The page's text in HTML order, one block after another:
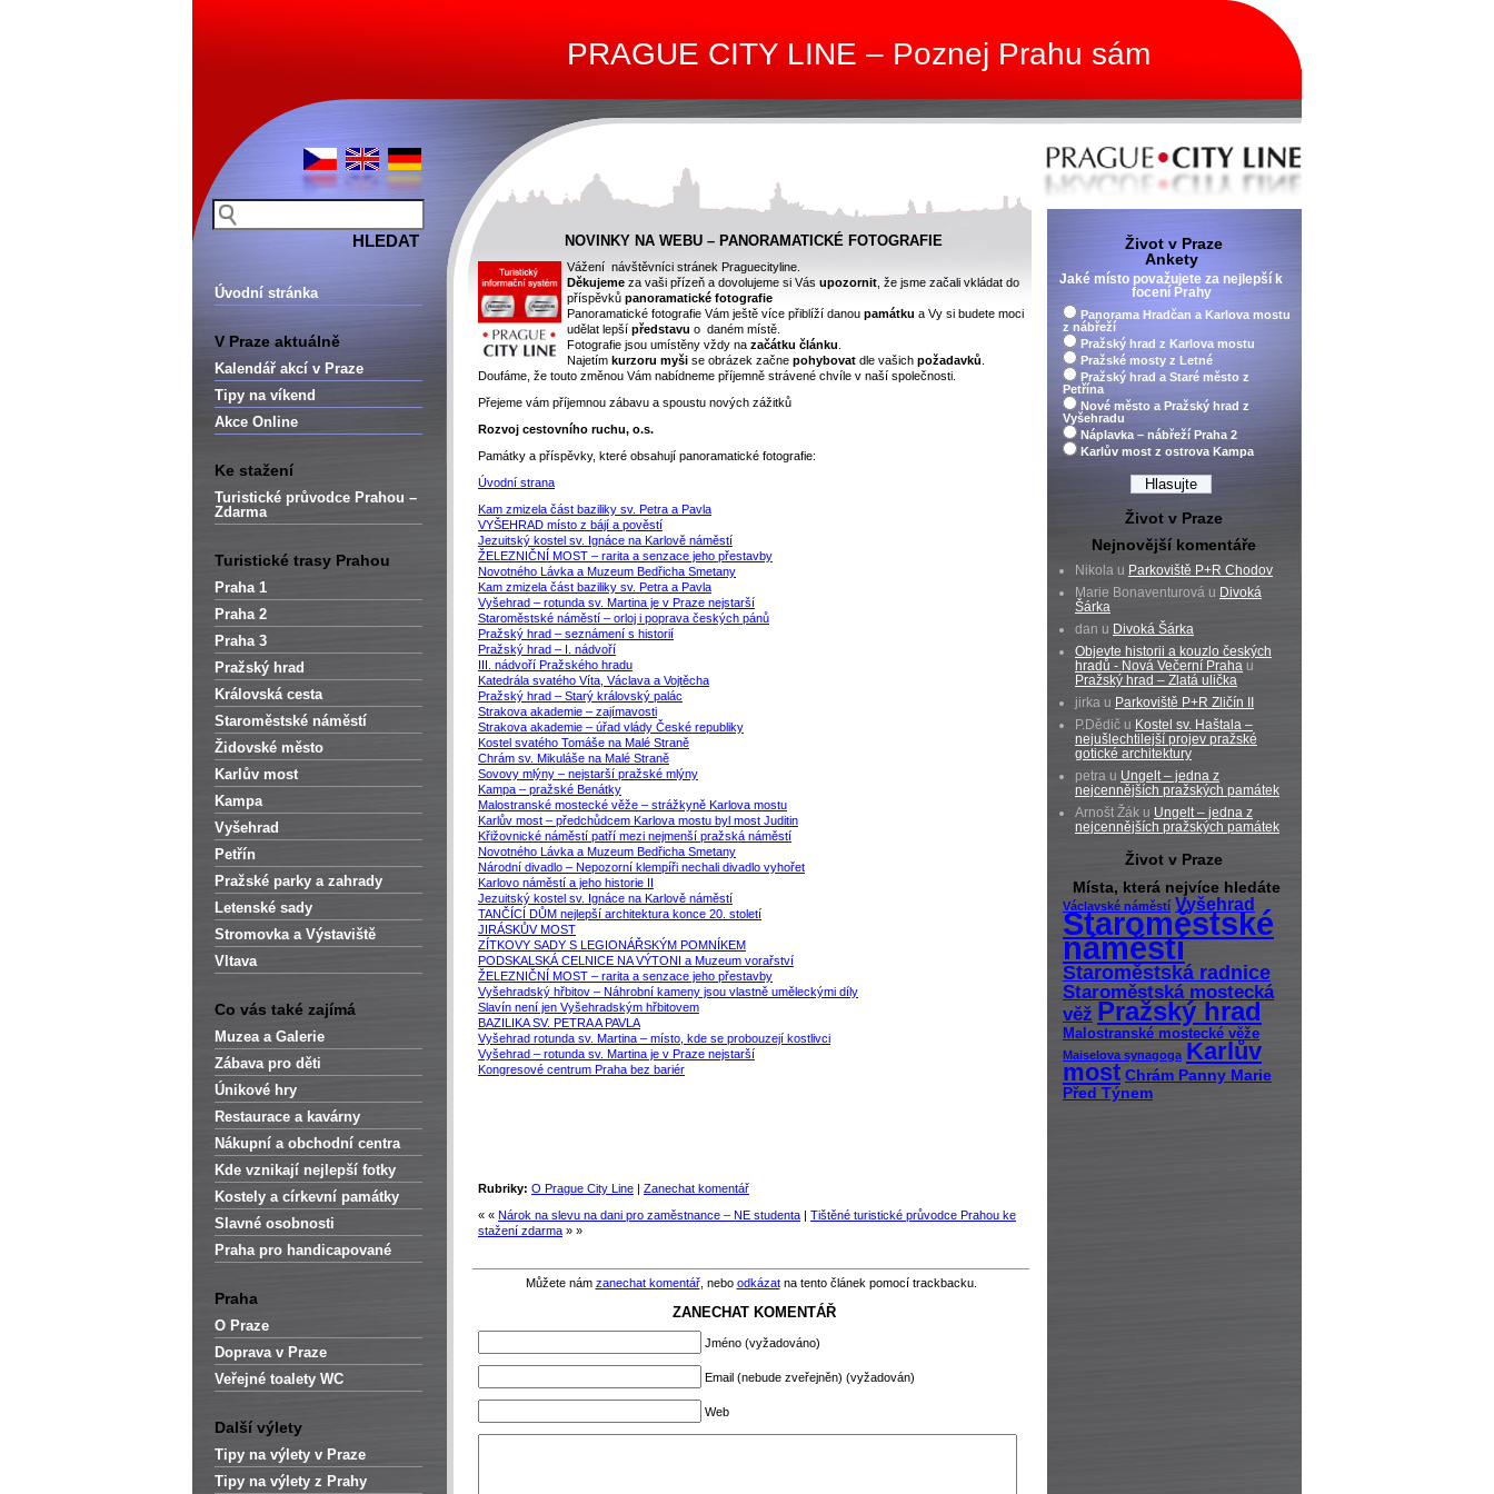
PRAGUE CITY LINE – Poznej Prahu sám
Úvodní stránka
V Praze aktuálně
Kalendář akcí v Praze
Tipy na víkend
Akce Online
Ke stažení
Turistické průvodce Prahou –
Zdarma
Turistické trasy Prahou
Praha 1
Praha 2
Praha 3
Pražský hrad
Královská cesta
Staroměstské náměstí
Židovské město
Karlův most
Kampa
Vyšehrad
Petřín
Pražské parky a zahrady
Letenské sady
Stromovka a Výstaviště
Vltava
Co vás také zajímá
Muzea a Galerie
Zábava pro děti
Únikové hry
Restaurace a kavárny
Nákupní a obchodní centra
Kde vznikají nejlepší fotky
Kostely a církevní památky
Slavné osobnosti
Praha pro handicapované
Praha
O Praze
Doprava v Praze
Veřejné toalety WC
Další výlety
Tipy na výlety v Praze
Tipy na výlety z Prahy
NOVINKY NA WEBU – PANORAMATICKÉ FOTOGRAFIE
Vážení návštěvníci stránek Praguecityline.
Děkujeme za vaši přízeň a dovolujeme si Vás upozornit , že jsme začali vkládat do
příspěvků panoramatické fotografie
Panoramatické fotografie Vám ještě více přiblíží danou památku a Vy si budete moci
udělat lepší představu o daném místě.
Fotografie jsou umístěny vždy na začátku článku
Najetím kurzoru myši se obrázek začne pohybovat dle vašich požadavků
Doufáme, že touto změnou Vám nabídneme příjemně strávené chvíle v naší společnosti.
Přejeme vám příjemnou zábavu a spoustu nových zážitků
Rozvoj cestovního ruchu, o.s.
Památky a příspěvky, které obsahují panoramatické fotografie:
Úvodní strana
Kam zmizela část baziliky sv. Petra a Pavla
VYŠEHRAD místo z bájí a pověstí
Jezuitský kostel sv. Ignáce na Karlově náměstí
ŽELEZNIČNÍ MOST – rarita a senzace jeho přestavby
Novotného Lávka a Muzeum Bedřicha Smetany
Kam zmizela část baziliky sv. Petra a Pavla
Vyšehrad – rotunda sv. Martina je v Praze nejstarší
Staroměstské náměstí – orloj i poprava českých pánů
Pražský hrad – seznámení s historií
Pražský hrad – I. nádvoří
III. nádvoří Pražského hradu
Katedrála svatého Víta, Václava a Vojtěcha
Pražský hrad – Starý královský palác
Strakova akademie – zajímavosti
Strakova akademie – úřad vlády České republiky
Kostel svatého Tomáše na Malé Straně
Chrám sv. Mikuláše na Malé Straně
Sovovy mlýny – nejstarší pražské mlýny
Kampa – pražské Benátky
Malostranské mostecké věže – strážkyně Karlova mostu
Karlův most – předchůdcem Karlova mostu byl most Juditin
Křižovnické náměstí patří mezi nejmenší pražská náměstí
Novotného Lávka a Muzeum Bedřicha Smetany
Národní divadlo – Nepozorní klempíři nechali divadlo vyhořet
Karlovo náměstí a jeho historie II
Jezuitský kostel sv. Ignáce na Karlově náměstí
TANČÍCÍ DŮM nejlepší architektura konce 20. století
JIRÁSKŮV MOST
ZÍTKOVY SADY S LEGIONÁŘSKÝM POMNÍKEM
PODSKALSKÁ CELNICE NA VÝTONI a Muzeum vorařství
ŽELEZNIČNÍ MOST – rarita a senzace jeho přestavby
Vyšehradský hřbitov – Náhrobní kameny jsou vlastně uměleckými díly
Slavín není jen Vyšehradským hřbitovem
BAZILIKA SV. PETRA A PAVLA
Vyšehrad rotunda sv. Martina – místo, kde se probouzejí kostlivci
Vyšehrad – rotunda sv. Martina je v Praze nejstarší
Kongresové centrum Praha bez bariér
Rubriky: O Prague City Line | Zanechat komentář
« « Nárok na slevu na dani pro zaměstnance – NE studenta | Tištěné turistické průvodce Prahou ke
stažení zdarma » »
Můžete nám zanechat komentář, nebo odkázatna tento článek pomocí trackbacku.
ZANECHAT KOMENTÁŘ
Jméno (vyžadováno)
Email (nebude zveřejněn) (vyžadován)
Web
Život v Praze
Ankety
Jaké místo považujete za nejlepší k
focení Prahy
Panorama Hradčan a Karlova mostu
z nábřeží
Pražský hrad z Karlova mostu
Pražské mosty z Letné
Pražský hrad a Staré město z
Petřína
Nové město a Pražský hrad z
Vyšehradu
Náplavka – nábřeží Praha 2
Karlův most z ostrova Kampa
Život v Praze
Nejnovější komentáře
Nikola u Parkoviště P+R Chodov
Marie Bonaventurová u Divoká
Šárka
dan u Divoká Šárka
Objevte historii a kouzlo českých
hradů - Nová Večerní Praha u
Pražský hrad – Zlatá ulička
jirka u Parkoviště P+R Zličín II
P.Dědič u Kostel sv. Haštala –
nejušlechtilejší projev pražské
gotické architektury
petra u Ungelt – jedna z
nejcennějších pražských památek
Arnošt Žák u Ungelt – jedna z
nejcennějších pražských památek
Život v Praze
Místa, která nejvíce hledáte
Václavské náměstí Vyšehrad
Staroměstské
náměstí
Staroměstská radnice
Staroměstská mostecká
věž Pražský hrad
Malostranské mostecké věže
Maiselova synagoga Karlův
most Chrám Panny Marie
Před Týnem